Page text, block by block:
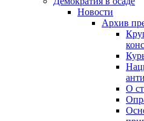
Новости
Архив
О